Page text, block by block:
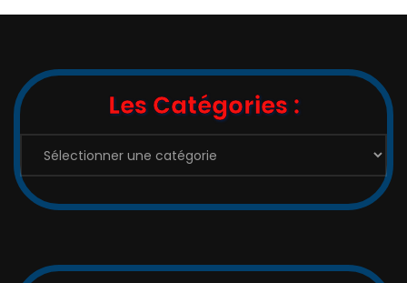
Les Catégories :
Catégories